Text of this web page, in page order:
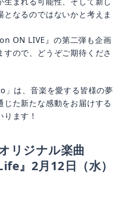
となるのではないかと考えま
ON LIVE』の第二弾も企画
すので、どうぞご期待くださ
じた新たな感動をお届けする
ります！
リジナル楽曲
』2月12日（水）